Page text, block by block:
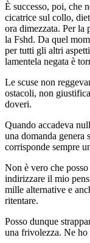
È successo, poi, che
cicatrice sul collo,
ora dimezzata. Per la
la Fshd. Da quel
per tutti gli altri
lamentela negata è
Le scuse non
ostacoli, non
doveri.
Quando accadeva
una domanda genera
corrisponde sempre
Non è vero che
indirizzare il mio
mille alternative e
ritentare.
Posso dunque
una frivolezza. Ne ho